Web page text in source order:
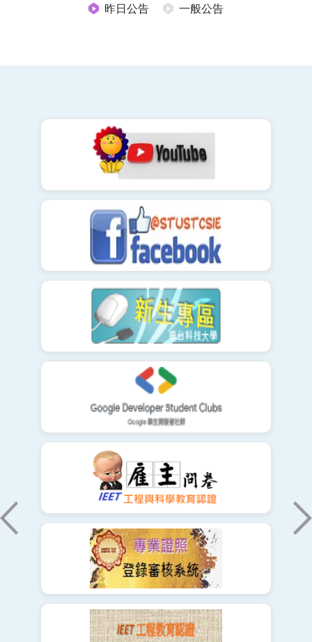
昨日公告
一般公告